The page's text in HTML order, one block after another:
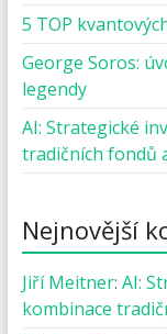
5 TOP
George Soros:
legendy
AI: Strategické
tradičních fondů
Nejnovější
Jiří Meitner: AI:
kombinace